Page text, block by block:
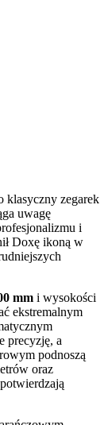
klasyczny zegarek
uwagę
i
Doxę ikoną w
mm i wysokości
ekstremalnym
precyzję, a
podnoszą
oraz